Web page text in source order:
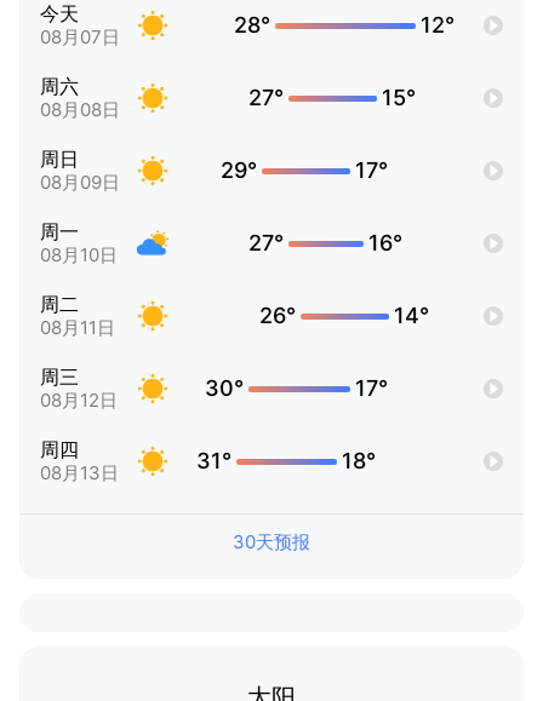
今天
08月07日 28° 12°
周六
08月08日 27° 15°
周日
08月09日 29° 17°
周一
08月10日 27° 16°
周二
08月11日 26° 14°
周三
08月12日 30° 17°
周四
08月13日 31° 18°
30天预报